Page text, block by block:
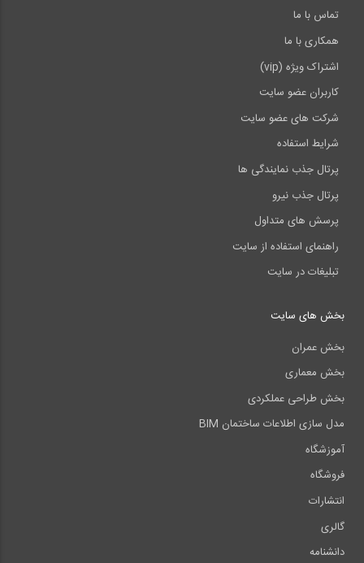
تماس با ما
همکاری با ما
اشتراک ویژه (vip)
کاربران عضو سایت
شرکت های عضو سایت
شرایط استفاده
پرتال جذب نمایندگی ها
پرتال جذب نیرو
پرسش های متداول
راهنمای استفاده از سایت
تبلیغات در سایت
بخش های سایت
بخش عمران
بخش معماری
بخش طراحی عملکردی
مدل سازی اطلاعات ساختمان BIM
آموزشگاه
فروشگاه
انتشارات
گالری
دانشنامه